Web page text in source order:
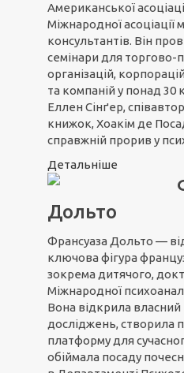
Американської
Міжнародної асоціації
консультантів. Він
семінари для торгово-
організацій,
та компаній у понад 30
Еллен Сінґер,
книжок, Хоакім де
справжній прорив у
Детальніше
Дольто
Франсуаза Дольто —
ключова фігура
зокрема дитячого,
Міжнародної
Вона відкрила
досліджень, створила
платформу для
обіймала посаду